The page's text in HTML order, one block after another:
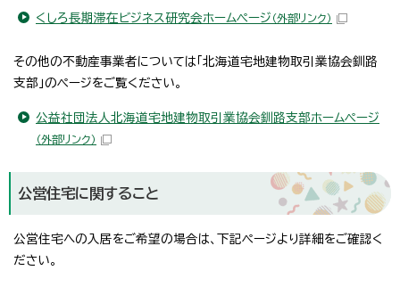
くしろ長期滞在ビジネス研究会ホームページ （外部リンク）
その他の不動産事業者については「北海道宅地建物取引業協会釧路
支部」のページをご覧ください。
公益社団法人北海道宅地建物取引業協会釧路支部ホームページ
（外部リンク）
公営住宅に関すること
公営住宅への入居をご希望の場合は、下記ページより詳細をご確認く
ださい。